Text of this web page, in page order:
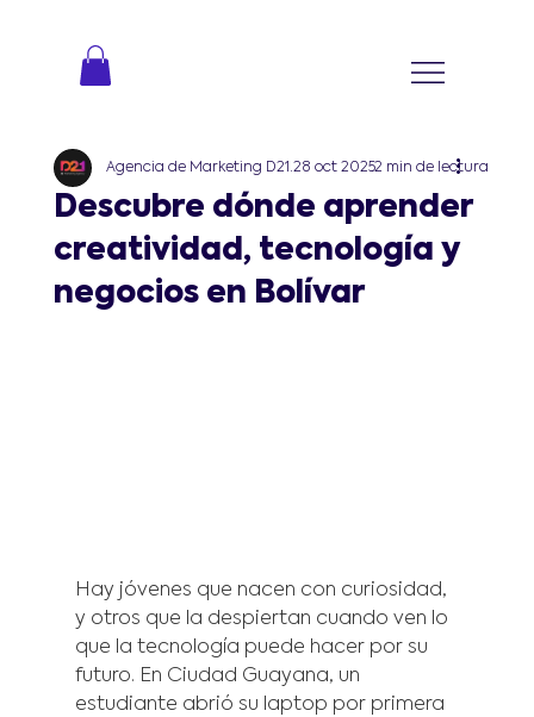
Descubre dónde aprender
creatividad, tecnología y
negocios en Bolívar
Agencia de Marketing D21 28 oct 20252 min de lectura
Hay jóvenes que nacen con curiosidad,
y otros que la despiertan cuando ven lo
que la tecnología puede hacer por su
futuro. En Ciudad Guayana, un
estudiante abrió su laptop por primera